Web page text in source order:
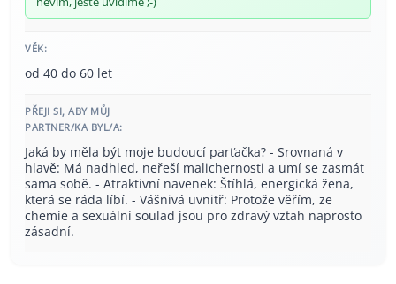
VĚK:
od 40 do 60 let
PŘEJI SI, ABY MŮJ
PARTNER/KA BYL/A:
Jaká by měla být moje budoucí parťačka? - Srovnaná v
hlavě: Má nadhled, neřeší malichernosti a umí se zasmát
sama sobě. - Atraktivní navenek: Štíhlá, energická žena,
která se ráda líbí. - Vášnivá uvnitř: Protože věřím, ze
chemie a sexuální soulad jsou pro zdravý vztah naprosto
zásadní.